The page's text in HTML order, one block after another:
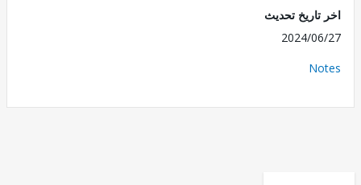
تحديث
2024/